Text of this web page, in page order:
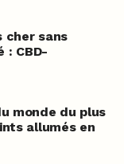
cher sans
: CBD-
monde du plus
allumés en